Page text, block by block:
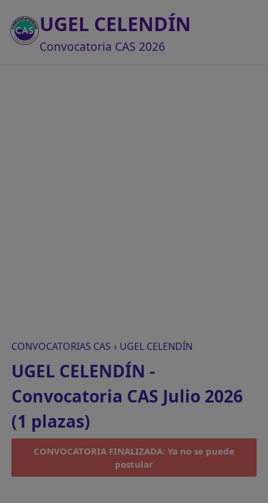
UGEL CELENDÍN
Convocatoria CAS 2026
CONVOCATORIAS CAS › UGEL CELENDÍN
UGEL CELENDÍN -
Convocatoria CAS Julio 2026
(1 plazas)
CONVOCATORIA FINALIZADA: Ya no se puede
postular